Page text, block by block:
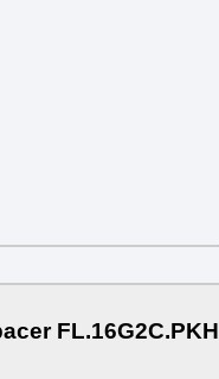
FL.16G2C.PKH